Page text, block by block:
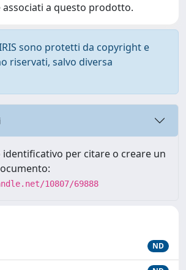
associati a questo prodotto.
sono protetti da copyright e
riservati, salvo diversa
identificativo per citare o creare un
10807/69888
ND